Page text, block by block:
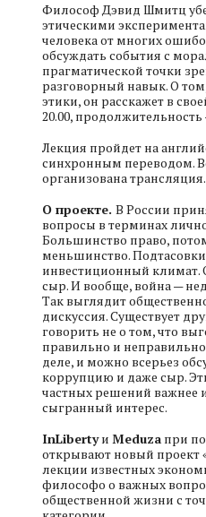
Философ Дэвид Шмитц
этическими
человека от многих
обсуждать события с
прагматической точки
разговорный навык. О
этики, он расскажет в
20.00, продолжительность
Лекция пройдет на
синхронным переводом.
организована трансляция.
О проекте. В России
вопросы в терминах
Большинство право,
меньшинство.
инвестиционный климат.
сыр. И вообще, война —
Так выглядит
дискуссия. Существует
говорить не о том, что
правильно и
деле, и можно всерьез
коррупцию и даже сыр.
частных решений важнее
сыгранный интерес.
InLibertyи Meduzaпри
открывают новый проект
лекции известных
философо о важных
общественной жизни с